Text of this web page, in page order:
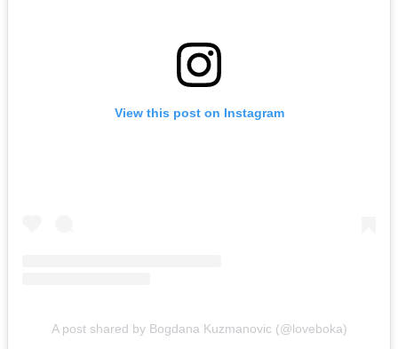
View this post on Instagram
A post shared by Bogdana Kuzmanovic (@loveboka)